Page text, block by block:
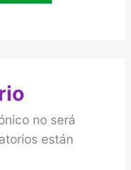
no será
están